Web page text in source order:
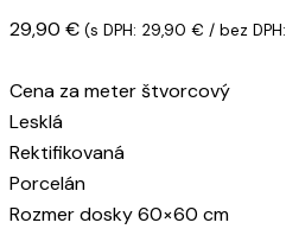
29,90 € (s DPH: 29,90 € / bez DPH:
Cena za meter štvorcový
Lesklá
Rektifikovaná
Porcelán
Rozmer dosky 60×60 cm